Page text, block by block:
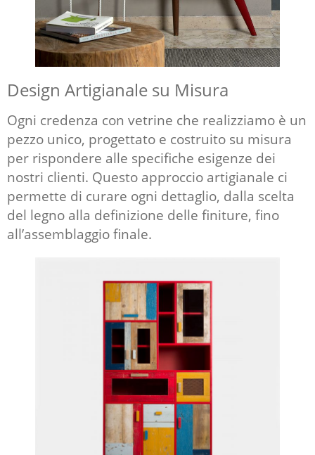
Design Artigianale su Misura
Ogni credenza con vetrine che realizziamo è un
pezzo unico, progettato e costruito su misura
per rispondere alle specifiche esigenze dei
nostri clienti. Questo approccio artigianale ci
permette di curare ogni dettaglio, dalla scelta
del legno alla definizione delle finiture, fino
all’assemblaggio finale.